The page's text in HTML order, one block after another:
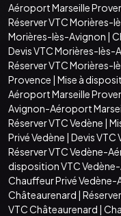
Aéroport Marseille
Réserver VTC Morières-
Morières-lès-Avignon |
Devis VTC Morières-
Réserver VTC
Provence | Mise à
Aéroport Marseille
Avignon-Aéroport
Réserver VTC Vedène |
Privé Vedène | Devis VTC
Réserver VTC Vedène-
disposition VTC
Chauffeur Privé
Châteaurenard |
VTC Châteaurenard |